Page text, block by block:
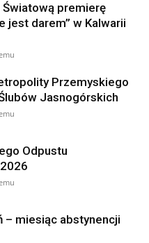
premierę
jest darem” w Kalwarii
Przemyskiego
Jasnogórskich
Odpustu
– miesiąc abstynencji